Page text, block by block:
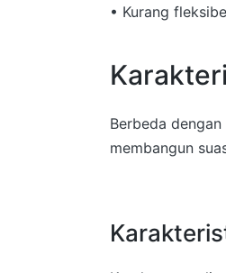
• Kurang
Berbeda
membangun